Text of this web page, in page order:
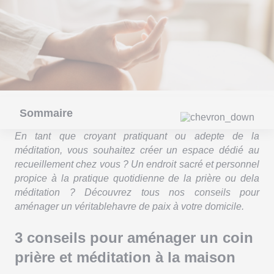
Sommaire
En tant que croyant pratiquant ou adepte de la
méditation, vous souhaitez créer un espace dédié au
recueillement chez vous ? Un endroit sacré et personnel
propice à la pratique quotidienne de la prière ou dela
méditation ? Découvrez tous nos conseils pour
aménager un véritablehavre de paix à votre domicile.
3 conseils pour aménager un coin
prière et méditation à la maison